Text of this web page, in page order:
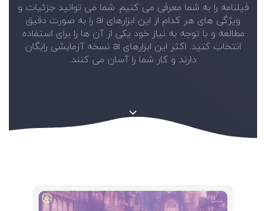
فیلنامه را به شما معرفی می کنیم. شما می توانید جزئیات و
ویژگی های هر کدام از این ابزارهای ai را به صورت دقیق
مطالعه و با توجه به نیاز خود یکی از آن ها را برای استفاده
انتخاب کنید. اکثر این ابزارهای ai نسخه آزمایشی رایگان
دارند و کار شما را آسان می کنند.